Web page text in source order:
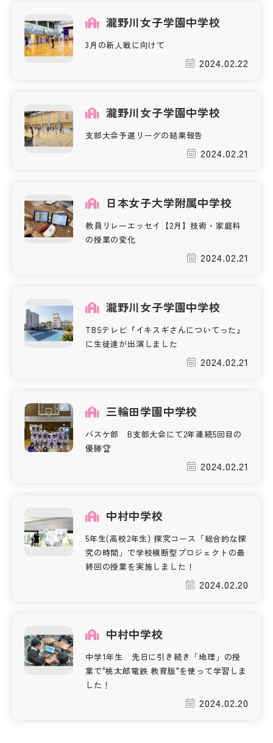
運営会社
瀧野川女子学園中学校
3月の新人戦に向けて
2024.02.22
瀧野川女子学園中学校
支部大会予選リーグの結果報告
2024.02.21
日本女子大学附属中学校
教員リレーエッセイ【2月】技術・家庭科
の授業の変化
2024.02.21
瀧野川女子学園中学校
TBSテレビ『イキスギさんについてった』
に生徒達が出演しました
2024.02.21
三輪田学園中学校
バスケ部 B支部大会にて2年連続5回目の
優勝🏆
2024.02.21
中村中学校
5年生(高校2年生) 探究コース「総合的な探
究の時間」で学校横断型プロジェクトの最
終回の授業を実施しました！
2024.02.20
中村中学校
中学1年生 先日に引き続き「地理」の授
業で"桃太郎電鉄 教育版"を使って学習しま
した！
2024.02.20